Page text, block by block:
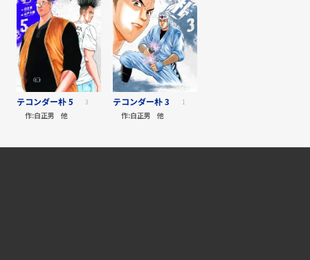
テコンダー朴 5 3
作:白正男 他
テコンダー朴 3 1
作:白正男 他